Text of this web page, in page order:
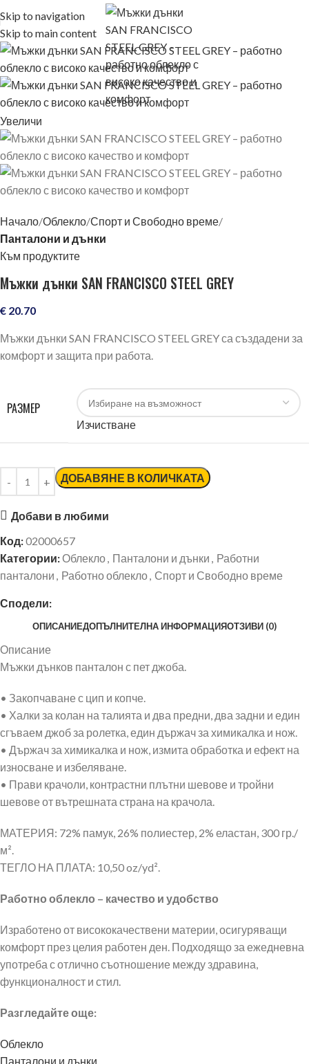
Skip to navigation
Skip to main content
Увеличи
Начало Облекло Спорт и Свободно време
Панталони и дънки
Към продуктите
Мъжки дънки SAN FRANCISCO STEEL GREY
€ 20.70
Мъжки дънки SAN FRANCISCO STEEL GREY са създадени за
комфорт и защита при работа.
РАЗМЕР
Изчистване
ДОБАВЯНЕ В КОЛИЧКАТА
Добави в любими
Код:02000657
Категории:Облекло, Панталони и дънки , Работни
панталони , Работно облекло, Спорт и Свободно време
Сподели:
ОПИСАНИЕДОПЪЛНИТЕЛНА ИНФОРМАЦИЯОТЗИВИ (0)
Описание
Мъжки дънков панталон с пет джоба.
• Закопчаване с цип и копче.
• Халки за колан на талията и два предни, два задни и един
сгъваем джоб за ролетка, един държач за химикалка и нож.
• Държач за химикалка и нож, измита обработка и ефект на
износване и избеляване.
• Прави крачоли, контрастни плътни шевове и тройни
шевове от вътрешната страна на крачола.
МАТЕРИЯ: 72% памук, 26% полиестер, 2% еластан, 300 гр./
м².
ТЕГЛО НА ПЛАТА: 10,50 oz/yd².
Работно облекло – качество и удобство
Изработено от висококачествени материи, осигуряващи
комфорт през целия работен ден. Подходящо за ежедневна
употреба с отлично съотношение между здравина,
функционалност и стил.
Разгледайте още:
Облекло
Панталони и дънки